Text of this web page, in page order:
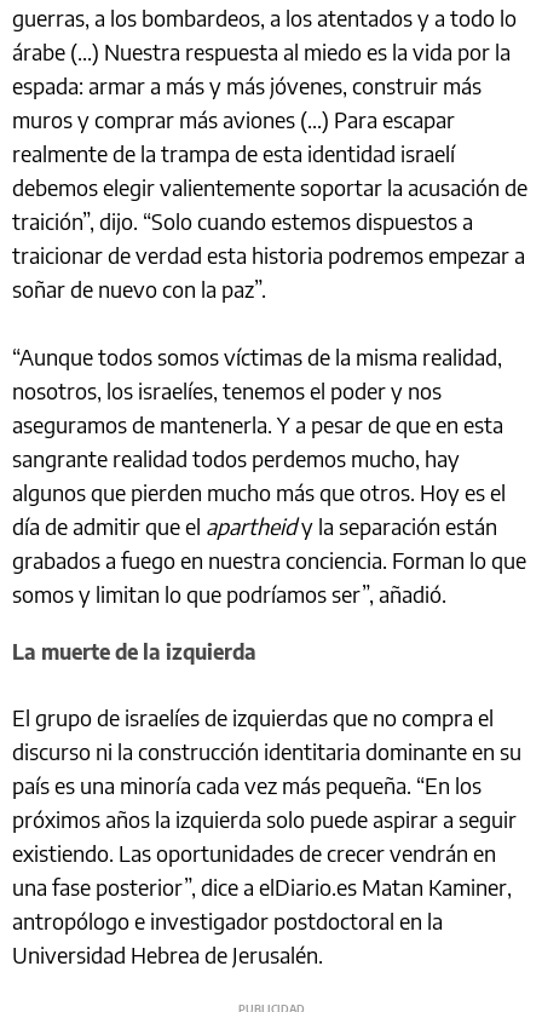
guerras, a los bombardeos, a los atentados y a todo lo
árabe (...) Nuestra respuesta al miedo es la vida por la
espada: armar a más y más jóvenes, construir más
muros y comprar más aviones (...) Para escapar
realmente de la trampa de esta identidad israelí
debemos elegir valientemente soportar la acusación de
traición”, dijo. “Solo cuando estemos dispuestos a
traicionar de verdad esta historia podremos empezar a
soñar de nuevo con la paz”.
“Aunque todos somos víctimas de la misma realidad,
nosotros, los israelíes, tenemos el poder y nos
aseguramos de mantenerla. Y a pesar de que en esta
sangrante realidad todos perdemos mucho, hay
algunos que pierden mucho más que otros. Hoy es el
día de admitir que el apartheidy la separación están
grabados a fuego en nuestra conciencia. Forman lo que
somos y limitan lo que podríamos ser”, añadió.
La muerte de la izquierda
El grupo de israelíes de izquierdas que no compra el
discurso ni la construcción identitaria dominante en su
país es una minoría cada vez más pequeña. “En los
próximos años la izquierda solo puede aspirar a seguir
existiendo. Las oportunidades de crecer vendrán en
una fase posterior”, dice a elDiario.es Matan Kaminer,
antropólogo e investigador postdoctoral en la
Universidad Hebrea de Jerusalén.